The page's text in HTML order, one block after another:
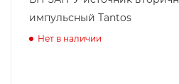
импульсный Tantos
Нет в наличии